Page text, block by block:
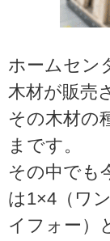
ホームセン
木材が販売
その木材の
まです。
その中でも
は1×4（ワ
イフォー）